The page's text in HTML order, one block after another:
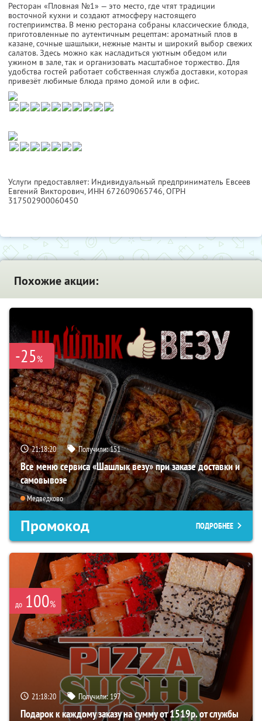
Ресторан «Пловная №1» — это место, где чтят традиции
восточной кухни и создают атмосферу настоящего
гостеприимства. В меню ресторана собраны классические блюда,
приготовленные по аутентичным рецептам: ароматный плов в
казане, сочные шашлыки, нежные манты и широкий выбор свежих
салатов. Здесь можно как насладиться уютным обедом или
ужином в зале, так и организовать масштабное торжество. Для
удобства гостей работает собственная служба доставки, которая
привезёт любимые блюда прямо домой или в офис.
Услуги предоставляет: Индивидуальный предприниматель Евсеев
Евгений Викторович, ИНН 672609065746, ОГРН
317502900060450
Похожие акции:
-25%
21:18:19 Получили:151
Все меню сервиса «Шашлык везу» при заказе доставки и
самовывозе
Медведково
Промокод ПОДРОБНЕЕ
до 100%
21:18:19 Получили:197
Подарок к каждому заказу на сумму от 1519р. от службы